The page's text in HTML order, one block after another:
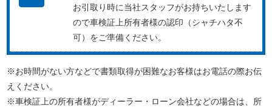
お引取り時に当社スタッフがお持ちいたします
ので車検証上所有者様の認印（シャチハタ不
可）をご準備ください。
※お時間がない方などで書類取得が困難なお客様はお電話の際お伝
えください。
※車検証上の所有者様がディーラー・ローン会社などの場合は、所